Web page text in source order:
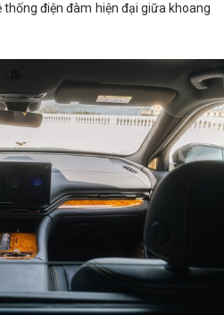
điện đàm hiện đại giữa khoang